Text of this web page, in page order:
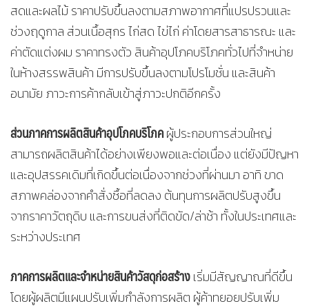
สดและผลไม้ ราคาปรับขึ้นลงตามสภาพอากาศที่แปรปรวนและ
ช่วงฤดูกาล ส่วนเนื้อสุกร ไก่สด ไข่ไก่ ค่าโดยสารสาธารณะ และ
ค่าตัดแต่งผม ราคาทรงตัว สินค้าอุปโภคบริโภคทั่วไปที่จำหน่าย
ในห้างสรรพสินค้า มีการปรับขึ้นลงตามโปรโมชั่น และสินค้า
อนามัย ภาวะการค้ากลับเข้าสู่ภาวะปกติอีกครั้ง
ส่วนภาคการผลิตสินค้าอุปโภคบริโภคผู้ประกอบการส่วนใหญ่
สามารถผลิตสินค้าได้อย่างเพียงพอและต่อเนื่อง แต่ยังมีปัญหา
และอุปสรรคเดิมที่เกิดขึ้นต่อเนื่องจากช่วงที่ผ่านมา อาทิ ขาด
สภาพคล่องจากคำสั่งซื้อที่ลดลง ต้นทุนการผลิตปรับสูงขึ้น
จากราคาวัตถุดิบ และการขนส่งที่ติดขัด/ล่าช้า ทั้งในประเทศและ
ระหว่างประเทศ
ภาคการผลิตและจำหน่ายสินค้าวัสดุก่อสร้างเริ่มมีสัญญาณที่ดีขึ้น
โดยผู้ผลิตมีแผนปรับเพิ่มกำลังการผลิต ผู้ค้าทยอยปรับเพิ่ม